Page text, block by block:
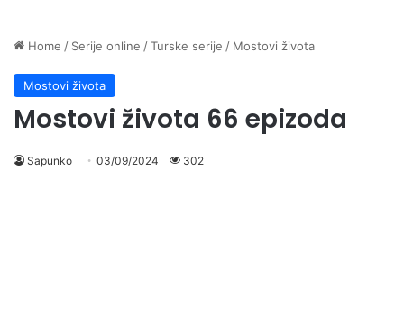
Home / Serije online /Turske serije / Mostovi života
Mostovi života
Mostovi života 66 epizoda
Sapunko 03/09/2024 302